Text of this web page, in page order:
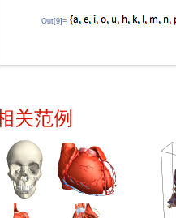
Out[9]=
关范例